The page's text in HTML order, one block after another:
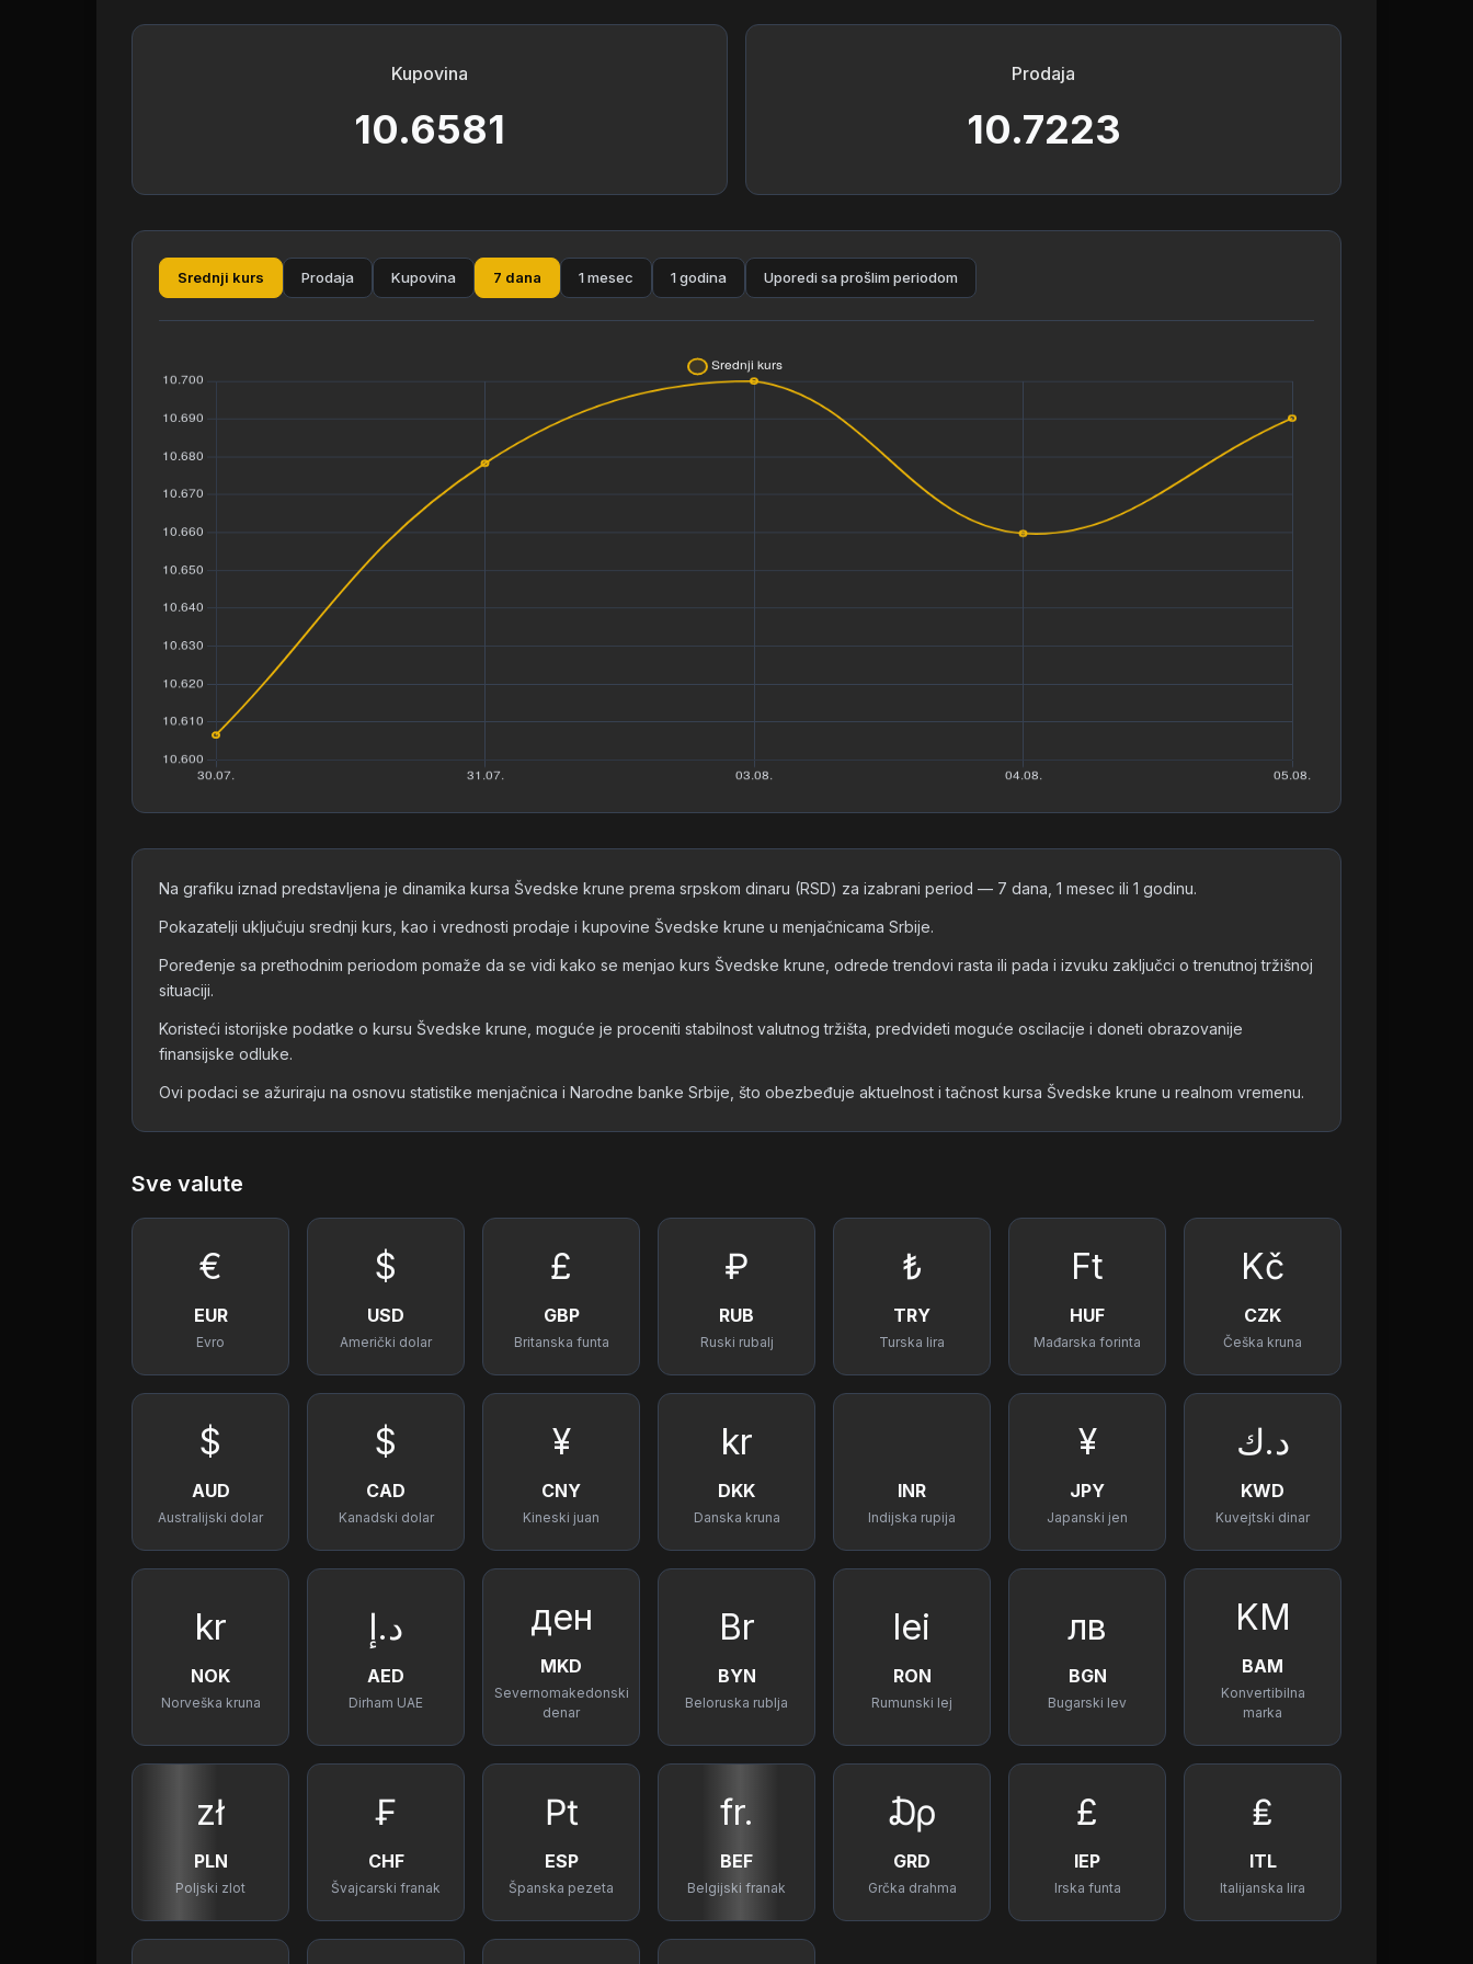
Kupovina
10.6581
Prodaja
10.7223
Srednji kurs Prodaja Kupovina 7 dana 1 mesec 1 godina Uporedi sa prošlim periodom
Na grafiku iznad predstavljena je dinamika kursa Švedske krune prema srpskom dinaru (RSD) za izabrani period — 7 dana, 1 mesec ili 1 godinu.
Pokazatelji uključuju srednji kurs, kao i vrednosti prodaje i kupovine Švedske krune u menjačnicama Srbije.
Poređenje sa prethodnim periodom pomaže da se vidi kako se menjao kurs Švedske krune, odrede trendovi rasta ili pada i izvuku zaključci o trenutnoj tržišnoj
situaciji.
Koristeći istorijske podatke o kursu Švedske krune, moguće je proceniti stabilnost valutnog tržišta, predvideti moguće oscilacije i doneti obrazovanije
finansijske odluke.
Ovi podaci se ažuriraju na osnovu statistike menjačnica i Narodne banke Srbije, što obezbeđuje aktuelnost i tačnost kursa Švedske krune u realnom vremenu.
Sve valute
€
EUR
Evro
$
USD
Američki dolar
£
GBP
Britanska funta
₽
RUB
Ruski rubalj
₺
TRY
Turska lira
Ft
HUF
Mađarska forinta
Kč
CZK
Češka kruna
$
AUD
Australijski dolar
$
CAD
Kanadski dolar
¥
CNY
Kineski juan
kr
DKK
Danska kruna
INR
Indijska rupija
¥
JPY
Japanski jen
د.ك
KWD
Kuvejtski dinar
kr
NOK
Norveška kruna
د.إ
AED
Dirham UAE
ден
MKD
Severnomakedonski
denar
Br
BYN
Beloruska rublja
lei
RON
Rumunski lej
лв
BGN
Bugarski lev
KM
BAM
Konvertibilna
marka
zł
PLN
Poljski zlot
₣
CHF
Švajcarski franak
₧
ESP
Španska pezeta
fr.
BEF
Belgijski franak
₯
GRD
Grčka drahma
£
IEP
Irska funta
₤
ITL
Italijanska lira